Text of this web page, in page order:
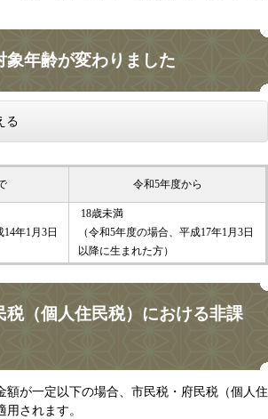
象年齢が変わりました
る
令和5年度から
14年1月3日
18歳未満
（令和5年度の場合、平成17年1月3日
以降に生まれた方）
税（個人住民税）における非課
額が一定以下の場合、市民税・府民税（個人住
されます。